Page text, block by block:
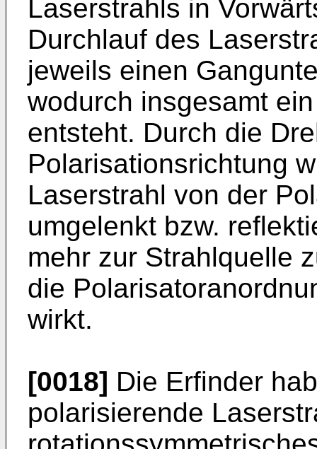
Laserstrahls in
Durchlauf des
jeweils einen
wodurch insgesamt
entsteht. Durch die
Polarisationsrichtung
Laserstrahl von der
umgelenkt bzw.
mehr zur Strahlquelle
die
wirkt.
[0018] Die Erfinder
polarisierende